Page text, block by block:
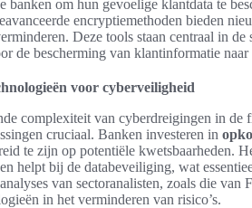
banken om hun gevoelige klantdata te
encryptiemethoden bieden
Deze tools staan centraal in de
de bescherming van klantinformatie
voor cyberveiligheid
complexiteit van cyberdreigingen in de
cruciaal. Banken investeren in
te zijn op potentiële kwetsbaarheden.
helpt bij de databeveiliging, wat
van sectoranalisten, zoals die van
in het verminderen van risico’s.